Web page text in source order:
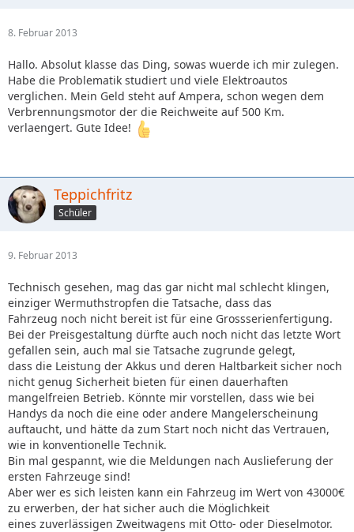
8. Februar 2013
Hallo. Absolut klasse das Ding, sowas wuerde ich mir zulegen.
Habe die Problematik studiert und viele Elektroautos
verglichen. Mein Geld steht auf Ampera, schon wegen dem
Verbrennungsmotor der die Reichweite auf 500 Km.
verlaengert. Gute Idee!
Teppichfritz
Schüler
9. Februar 2013
Technisch gesehen, mag das gar nicht mal schlecht klingen,
einziger Wermuthstropfen die Tatsache, dass das
Fahrzeug noch nicht bereit ist für eine Grossserienfertigung.
Bei der Preisgestaltung dürfte auch noch nicht das letzte Wort
gefallen sein, auch mal sie Tatsache zugrunde gelegt,
dass die Leistung der Akkus und deren Haltbarkeit sicher noch
nicht genug Sicherheit bieten für einen dauerhaften
mangelfreien Betrieb. Könnte mir vorstellen, dass wie bei
Handys da noch die eine oder andere Mangelerscheinung
auftaucht, und hätte da zum Start noch nicht das Vertrauen,
wie in konventionelle Technik.
Bin mal gespannt, wie die Meldungen nach Auslieferung der
ersten Fahrzeuge sind!
Aber wer es sich leisten kann ein Fahrzeug im Wert von 43000€
zu erwerben, der hat sicher auch die Möglichkeit
eines zuverlässigen Zweitwagens mit Otto- oder Dieselmotor.